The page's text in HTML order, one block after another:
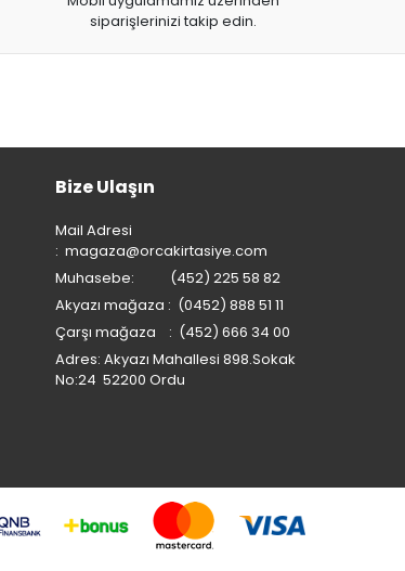
siparişlerinizi takip edin.
Bize Ulaşın
Mail Adresi
: magaza@orcakirtasiye.com
Muhasebe: (452) 225 58 82
Akyazı mağaza : (0452) 888 51 11
Çarşı mağaza : (452) 666 34 00
Adres: Akyazı Mahallesi 898.Sokak
No:24 52200 Ordu